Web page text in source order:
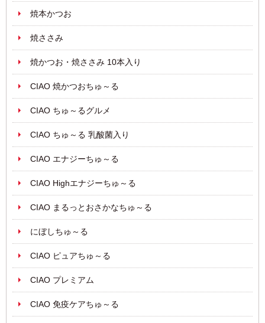
焼本かつお
焼ささみ
焼かつお・焼ささみ 10本入り
CIAO 焼かつおちゅ～る
CIAO ちゅ～るグルメ
CIAO ちゅ～る 乳酸菌入り
CIAO エナジーちゅ～る
CIAO Highエナジーちゅ～る
CIAO まるっとおさかなちゅ～る
にぼしちゅ～る
CIAO ピュアちゅ～る
CIAO プレミアム
CIAO 免疫ケアちゅ～る